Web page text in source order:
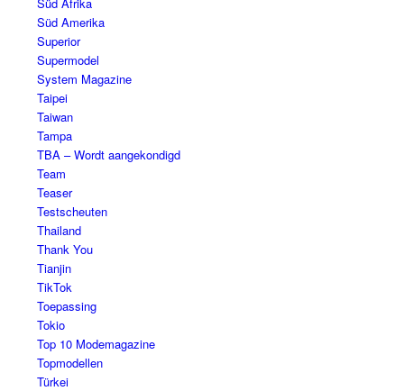
Süd Amerika
Superior
Supermodel
System Magazine
Taipei
Taiwan
Tampa
TBA – Wordt aangekondigd
Team
Teaser
Testscheuten
Thailand
Thank You
Tianjin
TikTok
Toepassing
Tokio
Top 10 Modemagazine
Topmodellen
Türkei